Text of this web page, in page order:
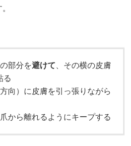
部分を避けて 、その横の皮膚
る
向）に皮膚を引っ張りながら
から離れるようにキープする